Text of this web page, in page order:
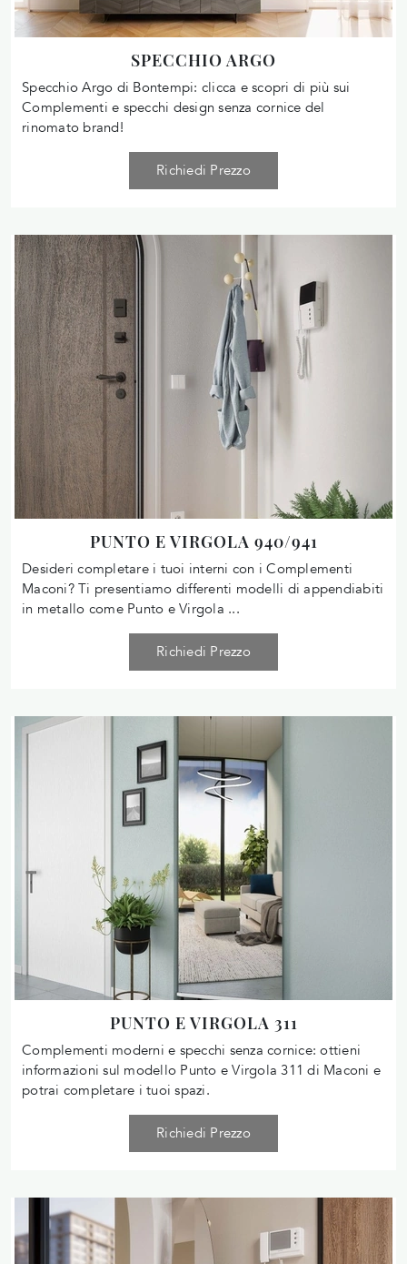
SPECCHIO ARGO
Specchio Argo di Bontempi: clicca e scopri di più sui
Complementi e specchi design senza cornice del
rinomato brand!
Richiedi Prezzo
PUNTO E VIRGOLA 940/941
Desideri completare i tuoi interni con i Complementi
Maconi? Ti presentiamo differenti modelli di appendiabiti
in metallo come Punto e Virgola ...
Richiedi Prezzo
PUNTO E VIRGOLA 311
Complementi moderni e specchi senza cornice: ottieni
informazioni sul modello Punto e Virgola 311 di Maconi e
potrai completare i tuoi spazi.
Richiedi Prezzo